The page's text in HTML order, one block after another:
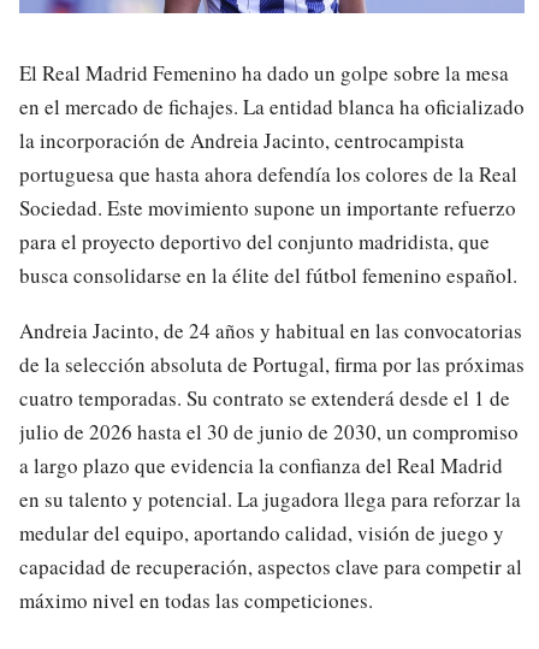
El Real Madrid Femenino ha dado un golpe sobre la mesa
en el mercado de fichajes. La entidad blanca ha oficializado
la incorporación de Andreia Jacinto, centrocampista
portuguesa que hasta ahora defendía los colores de la Real
Sociedad. Este movimiento supone un importante refuerzo
para el proyecto deportivo del conjunto madridista, que
busca consolidarse en la élite del fútbol femenino español.
Andreia Jacinto, de 24 años y habitual en las convocatorias
de la selección absoluta de Portugal, firma por las próximas
cuatro temporadas. Su contrato se extenderá desde el 1 de
julio de 2026 hasta el 30 de junio de 2030, un compromiso
a largo plazo que evidencia la confianza del Real Madrid
en su talento y potencial. La jugadora llega para reforzar la
medular del equipo, aportando calidad, visión de juego y
capacidad de recuperación, aspectos clave para competir al
máximo nivel en todas las competiciones.